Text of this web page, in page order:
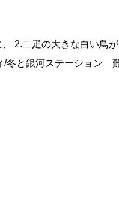
2.二疋の大きな白い鳥
/冬と銀河ステーション